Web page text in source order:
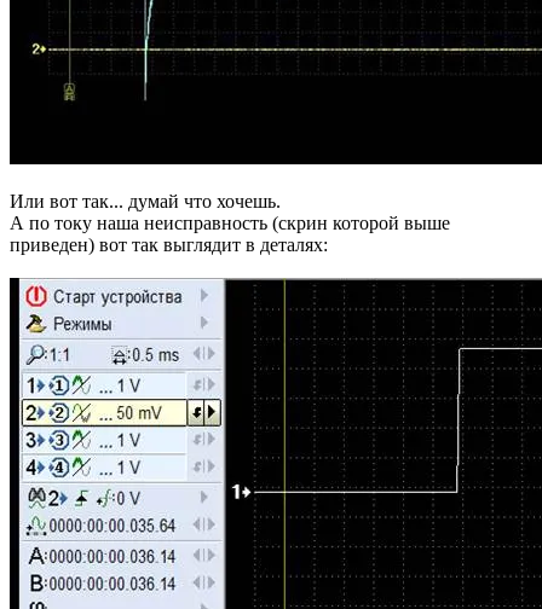
Или вот так... думай что хочешь.
А по току наша неисправность (скрин которой выше
приведен) вот так выглядит в деталях: